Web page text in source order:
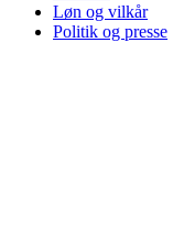
Løn og vilkår
Politik og presse